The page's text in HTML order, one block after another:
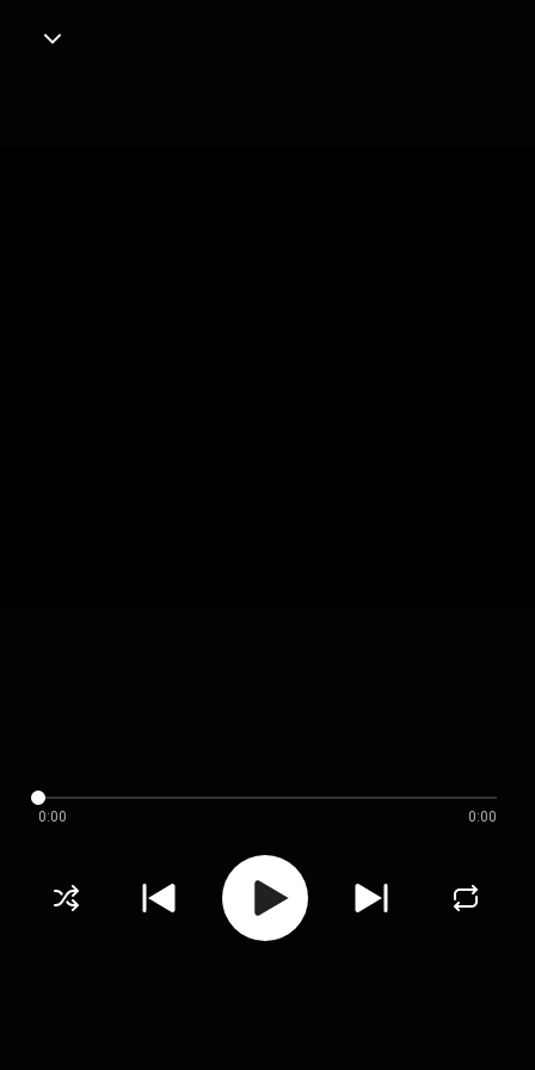
0:00 0:00